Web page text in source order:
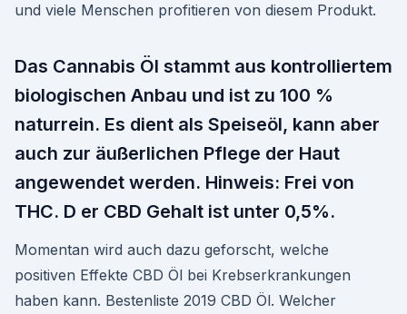
und viele Menschen profitieren von diesem Produkt.
Das Cannabis Öl stammt aus kontrolliertem
biologischen Anbau und ist zu 100 %
naturrein. Es dient als Speiseöl, kann aber
auch zur äußerlichen Pflege der Haut
angewendet werden. Hinweis: Frei von
THC. D er CBD Gehalt ist unter 0,5%.
Momentan wird auch dazu geforscht, welche
positiven Effekte CBD Öl bei Krebserkrankungen
haben kann. Bestenliste 2019 CBD Öl. Welcher